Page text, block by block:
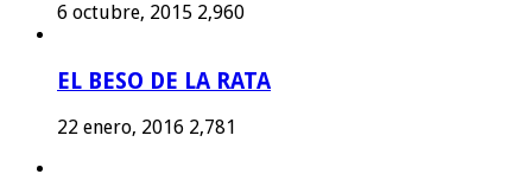
6 octubre, 2015 2,960
EL BESO DE LA RATA
22 enero, 2016 2,781